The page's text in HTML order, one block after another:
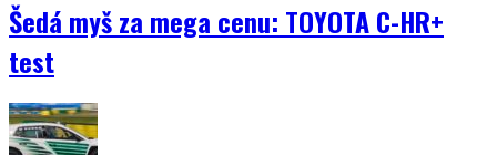
Šedá myš za mega cenu: TOYOTA C-HR+
test